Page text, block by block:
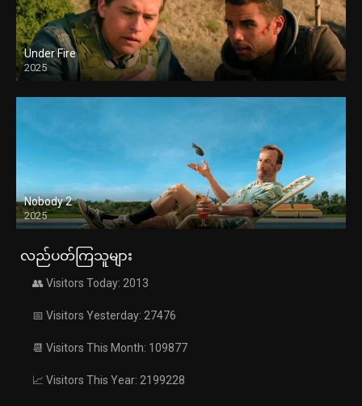
Under Fire
2025
Nobody 2
2025
လည်ပတ်ကြသူများ
👥 Visitors Today: 2013
📅 Visitors Yesterday: 27476
📆 Visitors This Month: 109877
📈 Visitors This Year: 2199228